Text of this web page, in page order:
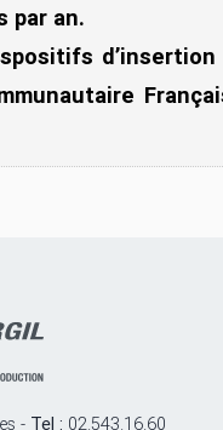
par an.
- Tel : 02.543.16.60